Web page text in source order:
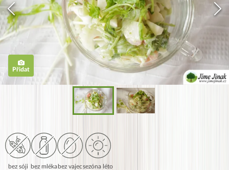
Přidat
bez sóji bez mlékabez vajecsezóna léto